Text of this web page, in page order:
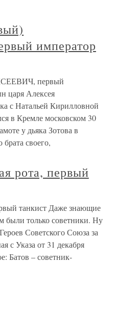
император
первый
царя Алексея
с Натальей Кирилловной
в Кремле московском 30
у дьяка Зотова в
брата своего,
рота, первый
танкист Даже знающие
были только советники. Ну
Советского Союза за
с Указа от 31 декабря
Батов – советник-